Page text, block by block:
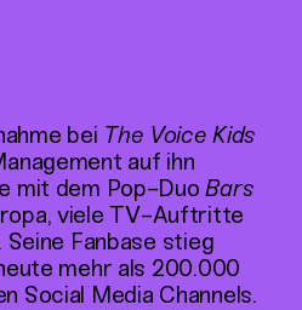
bei The Voice Kids
auf ihn
mit dem Pop-DuoBars
viele TV-Auftritte
Fanbase stieg
mehr als 200.000
Social Media Channels.